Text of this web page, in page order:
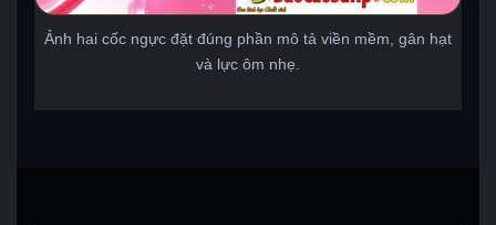
Ảnh hai cốc ngực đặt đúng phần mô tả viền mềm, gân hạt
và lực ôm nhẹ.